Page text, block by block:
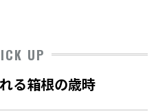
UP
る箱根の歳時